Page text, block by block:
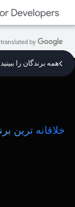
همه برندگان را ببینید
خلاقانه ترین